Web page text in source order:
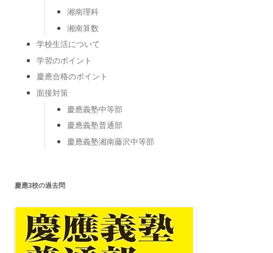
湘南理科
湘南算数
学校生活について
学習のポイント
慶應合格のポイント
面接対策
慶應義塾中等部
慶應義塾普通部
慶應義塾湘南藤沢中等部
慶應3校の過去問